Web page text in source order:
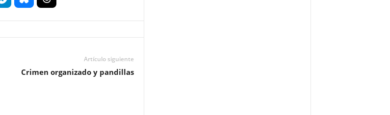
Artículo siguiente
Crimen organizado y pandillas